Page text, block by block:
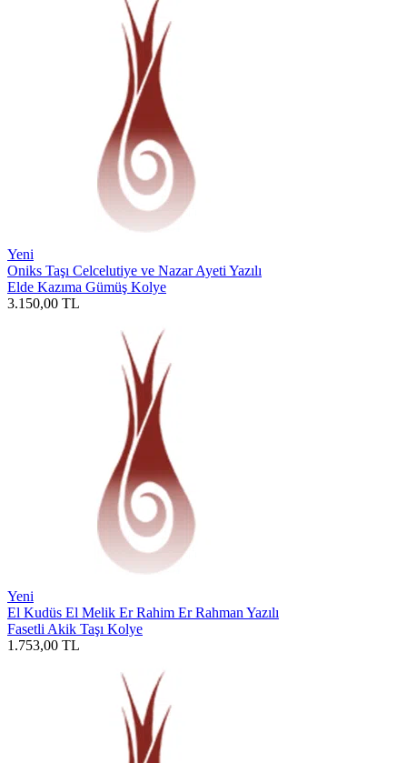
Yeni
Oniks Taşı Celcelutiye ve Nazar Ayeti Yazılı
Elde Kazıma Gümüş Kolye
3.150,00 TL
Yeni
El Kudüs El Melik Er Rahim Er Rahman Yazılı
Fasetli Akik Taşı Kolye
1.753,00 TL